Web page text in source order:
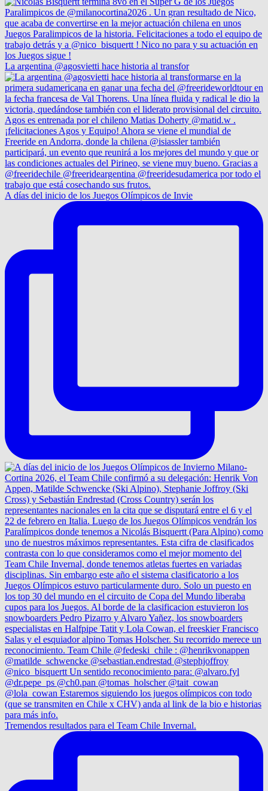
La argentina @agosvietti hace historia al transfor
A días del inicio de los Juegos Olímpicos de Invie
Tremendos resultados para el Team Chile Invernal.